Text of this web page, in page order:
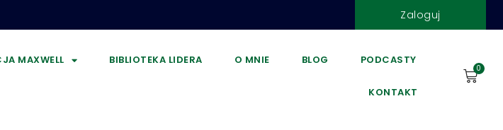
Zaloguj
MAXWELL BIBLIOTEKA LIDERA O MNIE BLOG PODCASTY
KONTAKT
0